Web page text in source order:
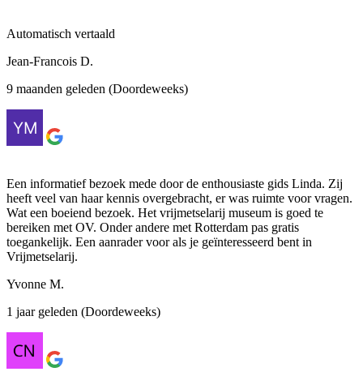
Automatisch vertaald
Jean-Francois D.
9 maanden geleden (Doordeweeks)
Een informatief bezoek mede door de enthousiaste gids Linda. Zij
heeft veel van haar kennis overgebracht, er was ruimte voor vragen.
Wat een boeiend bezoek. Het vrijmetselarij museum is goed te
bereiken met OV. Onder andere met Rotterdam pas gratis
toegankelijk. Een aanrader voor als je geïnteresseerd bent in
Vrijmetselarij.
Yvonne M.
1 jaar geleden (Doordeweeks)